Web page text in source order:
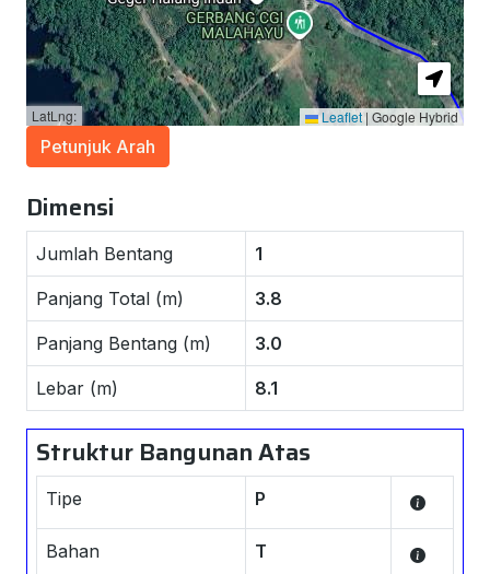
LatLng: Leaflet | Google Hybrid
Petunjuk Arah
Dimensi
Jumlah Bentang 1
Panjang Total (m) 3.8
Panjang Bentang (m) 3.0
Lebar (m) 8.1
Struktur Bangunan Atas
Tipe P
Bahan T